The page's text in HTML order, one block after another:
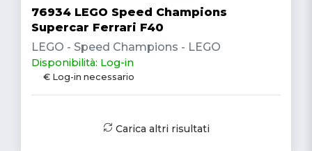
76934 LEGO Speed Champions
Supercar Ferrari F40
LEGO - Speed Champions - LEGO
Disponibilità: Log-in
€ Log-in necessario
Carica altri risultati